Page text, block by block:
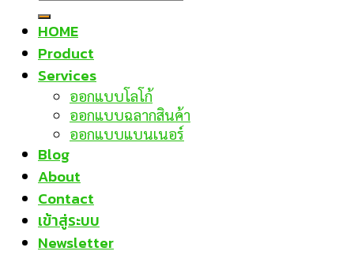
HOME
Product
Services
ออกแบบโลโก้
ออกแบบฉลากสินค้า
ออกแบบแบนเนอร์
Blog
About
Contact
เข้าสู่ระบบ
Newsletter